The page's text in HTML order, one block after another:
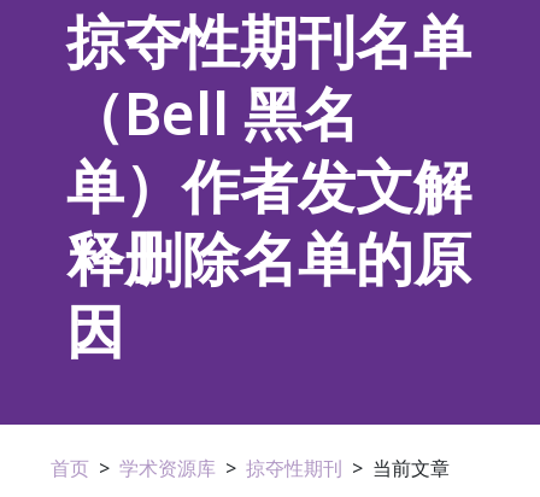
掠夺性期刊名单
（Bell 黑名
单）作者发文解
释删除名单的原
因
首页 > 学术资源库 > 掠夺性期刊 > 当前文章